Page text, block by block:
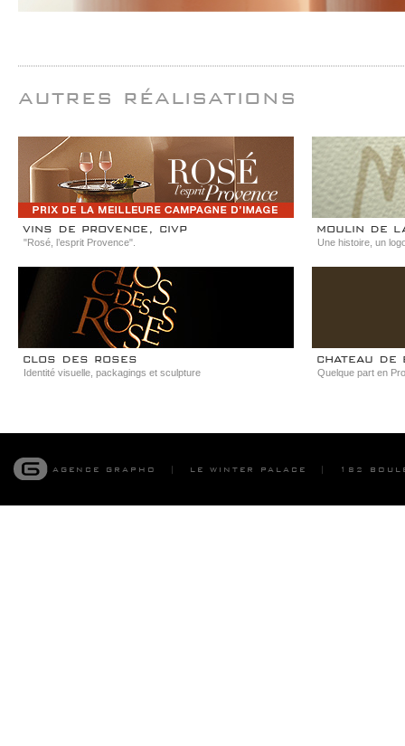
autres réalisations
vins de provence, civp
"Rosé, l’esprit Provence".
moulin de
Une histoire, un
clos des roses
Identité visuelle, packagings et sculpture
chateau de
Quelque part en
agence grapho le winter palace 182